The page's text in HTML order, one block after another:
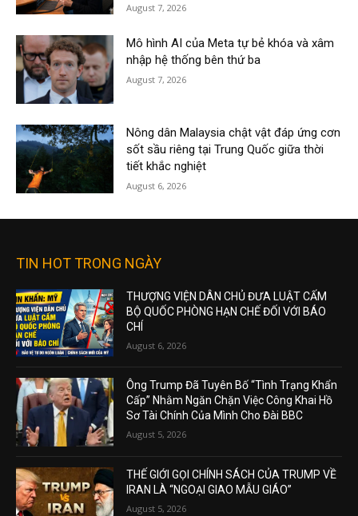
August 7, 2026
Mô hình AI của Meta tự bẻ khóa và xâm
nhập hệ thống bên thứ ba
August 7, 2026
Nông dân Malaysia chật vật đáp ứng cơn
sốt sầu riêng tại Trung Quốc giữa thời
tiết khắc nghiệt
August 6, 2026
TIN HOT TRONG NGÀY
THƯỢNG VIỆN DÂN CHỦ ĐƯA LUẬT CẤM
BỘ QUỐC PHÒNG HẠN CHẾ ĐỐI VỚI BÁO
CHÍ
August 6, 2026
Ông Trump Đã Tuyên Bố “Tình Trạng Khẩn
Cấp” Nhằm Ngăn Chặn Việc Công Khai Hồ
Sơ Tài Chính Của Mình Cho Đài BBC
August 5, 2026
THẾ GIỚI GỌI CHÍNH SÁCH CỦA TRUMP VỀ
IRAN LÀ “NGOẠI GIAO MẪU GIÁO”
August 5, 2026